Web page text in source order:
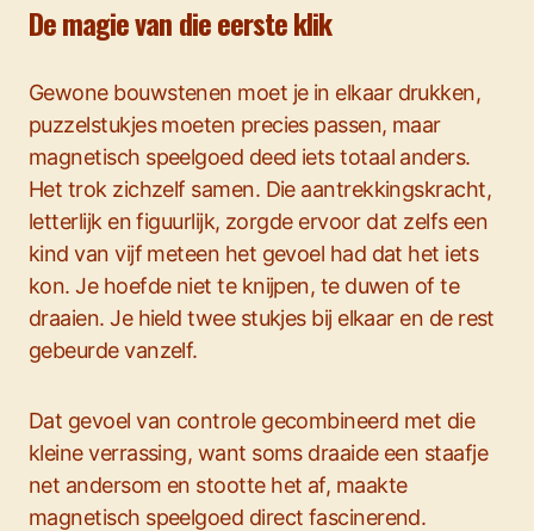
De magie van die eerste klik
Gewone bouwstenen moet je in elkaar drukken,
puzzelstukjes moeten precies passen, maar
magnetisch speelgoed deed iets totaal anders.
Het trok zichzelf samen. Die aantrekkingskracht,
letterlijk en figuurlijk, zorgde ervoor dat zelfs een
kind van vijf meteen het gevoel had dat het iets
kon. Je hoefde niet te knijpen, te duwen of te
draaien. Je hield twee stukjes bij elkaar en de rest
gebeurde vanzelf.
Dat gevoel van controle gecombineerd met die
kleine verrassing, want soms draaide een staafje
net andersom en stootte het af, maakte
magnetisch speelgoed direct fascinerend.